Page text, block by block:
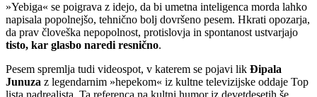
»Yebiga« se poigrava z idejo, da bi umetna inteligenca morda lahko
napisala popolnejšo, tehnično bolj dovršeno pesem. Hkrati opozarja,
da prav človeška nepopolnost, protislovja in spontanost ustvarjajo
tisto, kar glasbo naredi resnično.
Pesem spremlja tudi videospot, v katerem se pojavi lik Đipala
Junuza z legendarnim »hepekom« iz kultne televizijske oddaje Top
lista nadrealista. Ta referenca na kultni humor iz devetdesetih še